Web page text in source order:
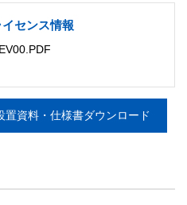
センス情報
資料・仕様書ダウンロード